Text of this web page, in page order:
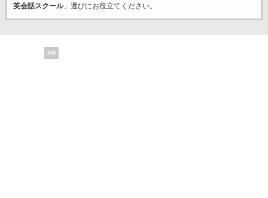
英会話スクール」選びにお役立てください。
PR